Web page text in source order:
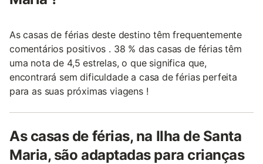
As casas de férias deste destino têm frequentemente
comentários positivos . 38 % das casas de férias têm
uma nota de 4,5 estrelas, o que significa que,
encontrará sem dificuldade a casa de férias perfeita
para as suas próximas viagens !
As casas de férias, na Ilha de Santa
Maria, são adaptadas para crianças